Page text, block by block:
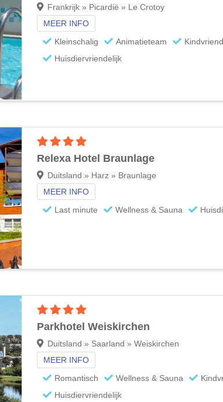
Frankrijk » Picardië » Le Crotoy
MEER INFO
Kleinschalig
Animatieteam
Huisdiervriendelijk
Relexa Hotel Braunlage
Duitsland » Harz » Braunlage
MEER INFO
Last minute
Wellness & Sauna
Parkhotel Weiskirchen
Duitsland » Saarland » Weiskirchen
MEER INFO
Romantisch
Wellness & Sauna
Huisdiervriendelijk